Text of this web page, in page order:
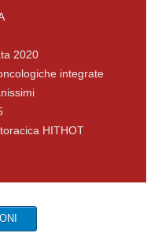
2020
integrate
HITHOT